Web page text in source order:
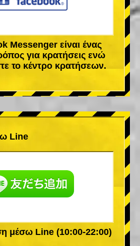
Messenger είναι ένας
για κρατήσεις ενώ
το κέντρο κρατήσεων.
Line
μέσω Line (10:00-22:00)